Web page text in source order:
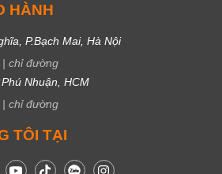
HÀNH
P.Bạch Mai, Hà Nội
| chỉ đường
Nhuận, HCM
| chỉ đường
TÔI TẠI